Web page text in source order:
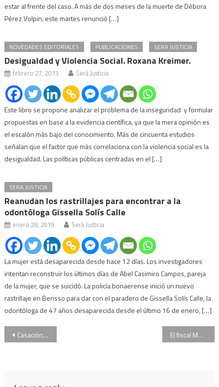
estar al frente del caso. A más de dos meses de la muerte de Débora
Pérez Volpin, este martes renunció […]
NOVEDADES EDITORIALES PUBLICACIONES SERA JUSTICIA
Desigualdad y Violencia Social. Roxana Kreimer.
febrero 27, 2013 Será Justicia
Este libro se propone analizar el problema de la inseguridad y formular
propuestas en base a la evidencia científica, ya que la mera opinión es
el escalón más bajo del conocimiento. Más de cincuenta estudios
señalan que el factor que más correlaciona con la violencia social es la
desigualdad. Las políticas públicas centradas en el […]
SERA JUSTICIA
Reanudan los rastrillajes para encontrar a la
odontóloga Gissella Solís Calle
enero 28, 2019 Será Justicia
La mujer está desaparecida desde hace 12 días. Los investigadores
intentan reconstruir los últimos días de Abel Casimiro Campos, pareja
de la mujer, que se suicidó. La policía bonaerense inició un nuevo
rastrillaje en Berisso para dar con el paradero de Gissella Solís Calle, la
odontóloga de 47 años desaparecida desde el último 16 de enero, […]
Navegación
Casación rechazó un planteo de libertad de la defensa de Carlos Zannini El fiscal Moldes pidió que los que participaron en los incidentes del Congreso vuelvan a la cárcel